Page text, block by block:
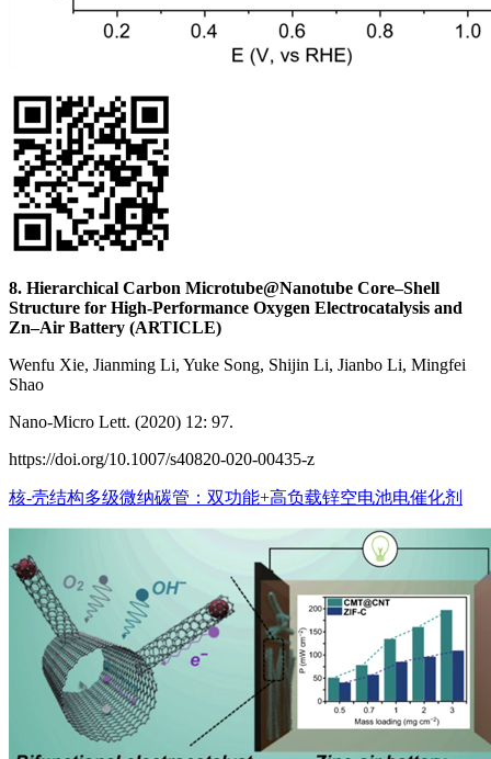
8. Hierarchical Carbon Microtube@Nanotube Core–Shell
Structure for High-Performance Oxygen Electrocatalysis and
Zn–Air Battery (ARTICLE)
Wenfu Xie, Jianming Li, Yuke Song, Shijin Li, Jianbo Li, Mingfei
Shao
Nano-Micro Lett. (2020) 12: 97.
https://doi.org/10.1007/s40820-020-00435-z
核-壳结构多级微纳碳管：双功能+高负载锌空电池电催化剂